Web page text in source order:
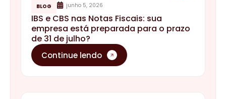
BLOG junho 5, 2026
IBS e CBS nas Notas Fiscais: sua
empresa está preparada para o prazo
de 31 de julho?
Continue lendo